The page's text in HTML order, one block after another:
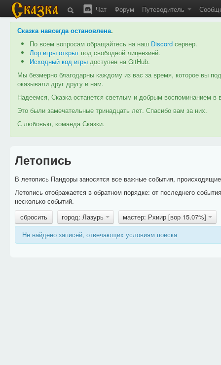
Чат Форум Путеводитель
Сказка навсегда остановлена.
По всем вопросам обращайтесь на наш Discord сервер.
Лор игры открыт под свободной лицензией.
Исходный код игры доступен на GitHub.
Мы безмерно благодарны каждому из вас за время, которое вы
оказывали друг другу и нам.
Надеемся, Сказка останется светлым и добрым воспоминанием
Это были замечательные тринадцать лет. Спасибо вам за них.
С любовью, команда Сказки.
Летопись
В летопись Пандоры заносятся все важные события,
Летопись отображается в обратном порядке: от последнего
несколько событий.
сбросить
город: Лазурь
мастер: Рхиир [вор 15.07%]
Не найдено записей, отвечающих условиям поиска